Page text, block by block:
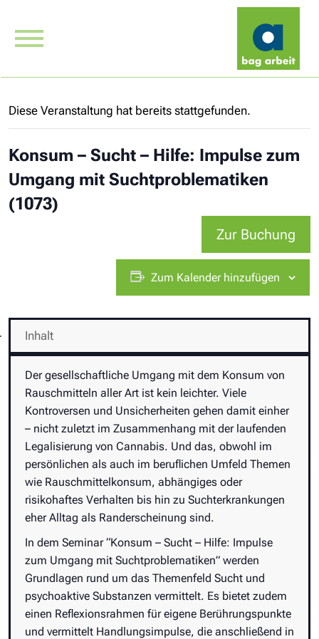
Diese Veranstaltung hat bereits stattgefunden.
Konsum – Sucht – Hilfe: Impulse zum
Umgang mit Suchtproblematiken
(1073)
Zur Buchung
Zum Kalender hinzufügen
Inhalt
Der gesellschaftliche Umgang mit dem Konsum von
Rauschmitteln aller Art ist kein leichter. Viele
Kontroversen und Unsicherheiten gehen damit einher
– nicht zuletzt im Zusammenhang mit der laufenden
Legalisierung von Cannabis. Und das, obwohl im
persönlichen als auch im beruflichen Umfeld Themen
wie Rauschmittelkonsum, abhängiges oder
risikohaftes Verhalten bis hin zu Suchterkrankungen
eher Alltag als Randerscheinung sind.
In dem Seminar “Konsum – Sucht – Hilfe: Impulse
zum Umgang mit Suchtproblematiken” werden
Grundlagen rund um das Themenfeld Sucht und
psychoaktive Substanzen vermittelt. Es bietet zudem
einen Reflexionsrahmen für eigene Berührungspunkte
und vermittelt Handlungsimpulse, die anschließend in